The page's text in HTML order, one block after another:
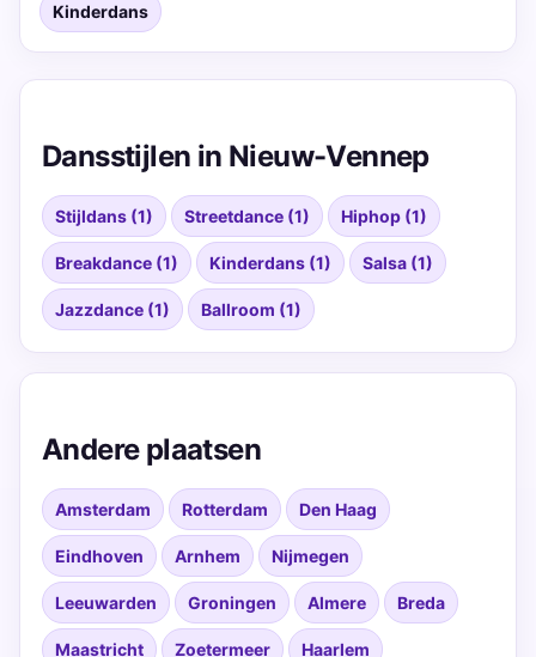
Kinderdans
Dansstijlen in Nieuw-Vennep
Stijldans (1) Streetdance (1) Hiphop (1)
Breakdance (1) Kinderdans (1) Salsa (1)
Jazzdance (1) Ballroom (1)
Andere plaatsen
Amsterdam Rotterdam Den Haag
Eindhoven Arnhem Nijmegen
Leeuwarden Groningen Almere Breda
Maastricht Zoetermeer Haarlem